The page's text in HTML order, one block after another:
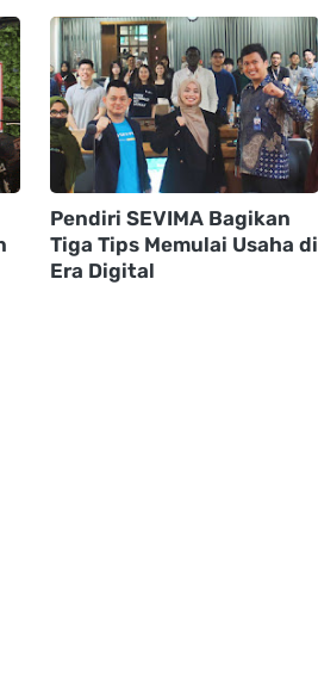
Pendiri SEVIMA Bagikan
Tiga Tips Memulai Usaha di
Era Digital